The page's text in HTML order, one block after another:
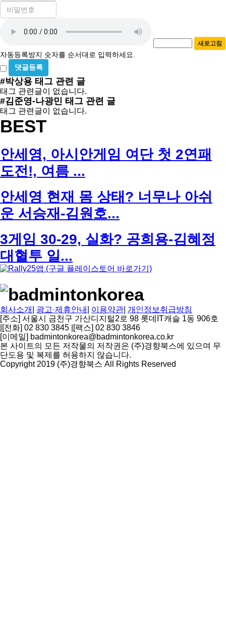
필
수
비
밀
수
록
방
지
새로고침
자동등록방지 숫자를 순서대로 입력하세요.
비
밀
글
사
용
#박상용 태그 관련 글
태그 관련글이 없습니다.
#김준영-나광민 태그 관련 글
태그 관련글이 없습니다.
BEST
안세영, 아시안게임 여단 첫 2연패
도전!, 여름 ...
안세영 현재 몸 상태? 너무나 아쉬
운 서승재-김원호...
3게임 30-29, 실화? 공희용-김혜정
대혈투 일...
회사소개 광고·제휴안내 이용약관 개인정보취급방침
[주소] 서울시 금천구 가산디지털2로 98 롯데IT캐슬 1동 906호
[전화] 02 830 3845 [팩스] 02 830 3846
[이메일] badmintonkorea@badmintonkorea.co.kr
본 사이트의 모든 저작물의 저작권은 (주)경향북스에 있으며 무
단도용 및 복제를 허용하지 않습니다.
Copyright 2019 (주)경향북스 All Rights Reserved